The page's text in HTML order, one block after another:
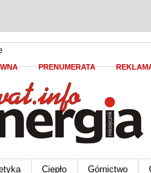
PRENUMERATA
Ciepło Górnictwo